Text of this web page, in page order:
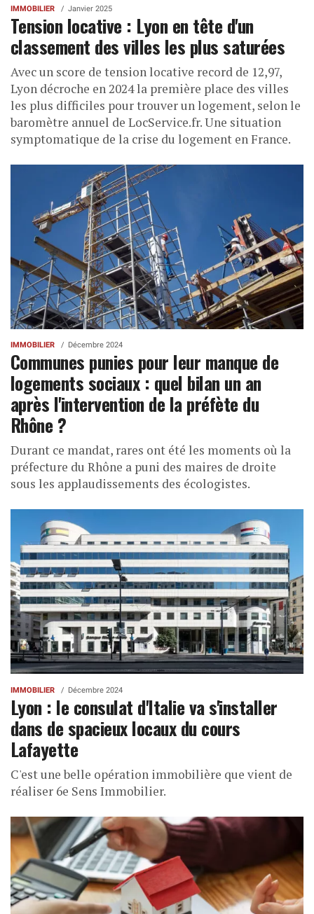
IMMOBILIER Janvier 2025
Tension locative : Lyon en tête d'un
classement des villes les plus saturées
Avec un score de tension locative record de 12,97,
Lyon décroche en 2024 la première place des villes
les plus difficiles pour trouver un logement, selon le
baromètre annuel de LocService.fr. Une situation
symptomatique de la crise du logement en France.
IMMOBILIER Décembre 2024
Communes punies pour leur manque de
logements sociaux : quel bilan un an
après l'intervention de la préfète du
Rhône ?
Durant ce mandat, rares ont été les moments où la
préfecture du Rhône a puni des maires de droite
sous les applaudissements des écologistes.
IMMOBILIER Décembre 2024
Lyon : le consulat d'Italie va s'installer
dans de spacieux locaux du cours
Lafayette
C'est une belle opération immobilière que vient de
réaliser 6e Sens Immobilier.